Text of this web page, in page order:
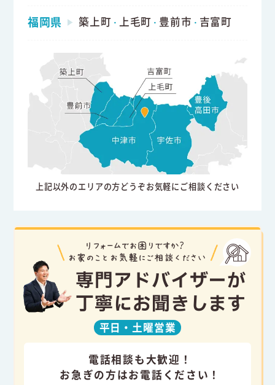
福岡県 築上町 ・ 上毛町 ・ 豊前市 ・ 吉富町
上記以外のエリアの方どうぞお気軽にご相談ください
専門アドバイザーが
丁寧にお聞きします
平日・ 土曜営業
電話相談も大歓迎！
お急ぎの方はお電話ください！